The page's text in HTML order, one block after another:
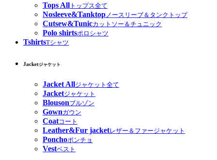
Tops All トップス全て
Nosleeve&Tanktop ノースリーブ＆タンクトップ
Cutsew&Tunicカットソー＆チュニック
Polo shirtsポロシャツ
TshirtsTシャツ
Jacketジャケット
Jacket Allジャケット全て
Jacketジャケット
Blousonブルゾン
Gownガウン
Coatコート
Leather&Fur jacketレザー＆ファージャケット
Ponchoポンチョ
Vestベスト